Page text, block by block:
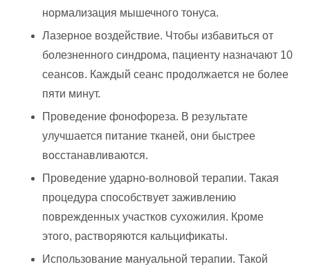
нормализация мышечного тонуса.
Лазерное воздействие. Чтобы избавиться от
болезненного синдрома, пациенту назначают 10
сеансов. Каждый сеанс продолжается не более
пяти минут.
Проведение фонофореза. В результате
улучшается питание тканей, они быстрее
восстанавливаются.
Проведение ударно-волновой терапии. Такая
процедура способствует заживлению
поврежденных участков сухожилия. Кроме
этого, растворяются кальцификаты.
Использование мануальной терапии. Такой